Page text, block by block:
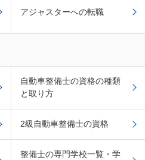
アジャスターへの転職
自動車整備士の資格の種類
と取り方
2級自動車整備士の資格
整備士の専門学校一覧・学